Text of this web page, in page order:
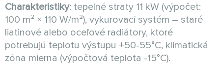
Charakteristiky: tepelné straty 11 kW (výpočet:
100 m² × 110 W/m²), vykurovací systém – staré
liatinové alebo oceľové radiátory, ktoré
potrebujú teplotu výstupu +50-55°C, klimatická
zóna mierna (výpočtová teplota -15°C).